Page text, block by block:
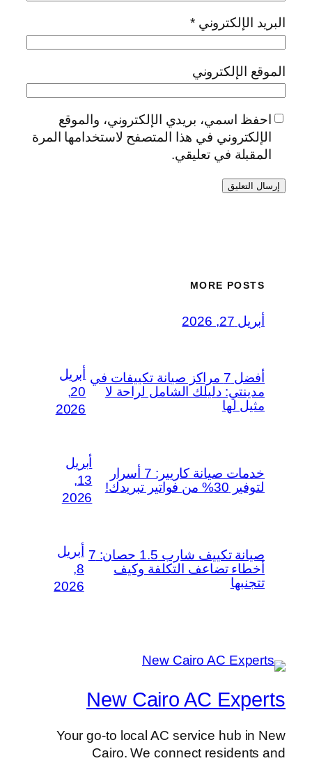
البريد الإلكتروني*
الموقع الإلكتروني
احفظ اسمي، بريدي الإلكتروني، والموقع
الإلكتروني في هذا المتصفح لاستخدامها المرة
المقبلة في تعليقي.
MORE POSTS
أبريل 27, 2026
أفضل 7 مراكز صيانة تكييفات في
مدينتي: دليلك الشامل لراحة لا
مثيل لها
أبريل
20,
2026
خدمات صيانة كاريير: 7 أسرار
لتوفير 30% من فواتير تبريدك!
أبريل
13,
2026
صيانة تكييف شارب 1.5 حصان: 7
أخطاء تضاعف التكلفة وكيف
تتجنبها
أبريل
8,
2026
New Cairo AC Experts
Your go-to local AC service hub in New
Cairo. We connect residents and